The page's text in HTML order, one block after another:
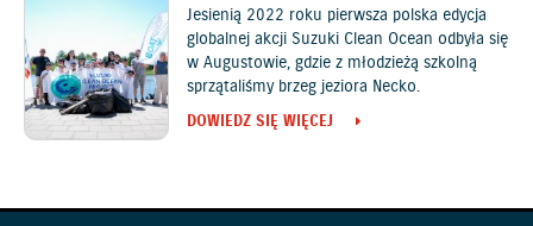
Jesienią 2022 roku pierwsza polska edycja
globalnej akcji Suzuki Clean Ocean odbyła się
w Augustowie, gdzie z młodzieżą szkolną
sprzątaliśmy brzeg jeziora Necko.
DOWIEDZ SIĘ WIĘCEJ